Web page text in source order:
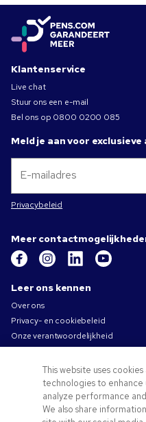
Klantenservice
Live chat
Stuur ons een e-mail
Bel ons op 0800 0200 085
Meld je aan voor
Privacybeleid
Meer
Leer ons kennen
Over ons
Privacy- en cookiebeleid
Onze verantwoordelijkheid
Algemene verkoopsvoorwaarden
Carrières bij Pens.com
Aanbiedingen &
hulpmiddelen
This website uses
technologies to
analyze performance
We also share